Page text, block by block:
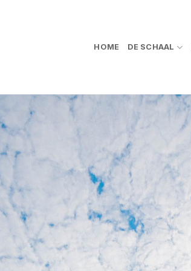
HOME DE SCHAAL